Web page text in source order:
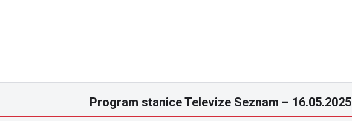
Program stanice Televize Seznam – 16.05.2025